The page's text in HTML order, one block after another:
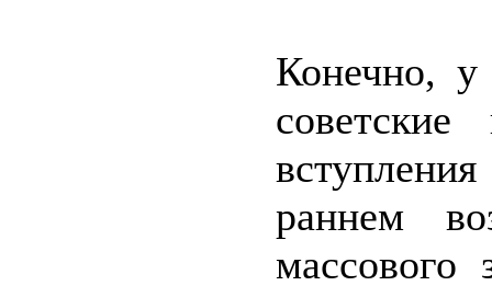
Конечно,
раннем
массового